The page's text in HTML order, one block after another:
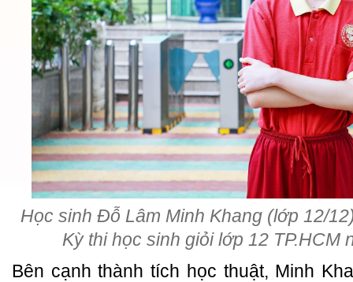
Học sinh Đỗ Lâm Minh Khang (lớp 12/
Kỳ thi học sinh giỏi lớp 12 TP.HCM
Bên cạnh thành tích học thuật, Minh